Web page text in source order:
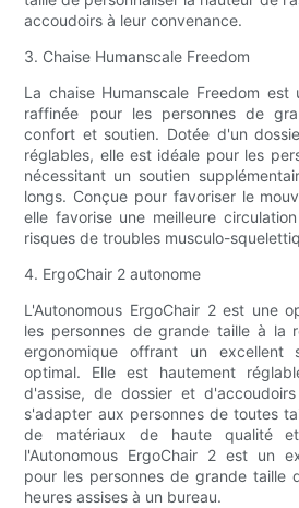
accoudoirs à leur convenance.
3. Chaise Humanscale Freedom
La chaise Humanscale Freedom
raffinée pour les personnes de
confort et soutien. Dotée d'un
réglables, elle est idéale pour les
nécessitant un soutien
longs. Conçue pour favoriser le
elle favorise une meilleure
risques de troubles musculo-
4. ErgoChair 2 autonome
L'Autonomous ErgoChair 2 est une
les personnes de grande taille à la
ergonomique offrant un
optimal. Elle est hautement
d'assise, de dossier et
s'adapter aux personnes de toutes
de matériaux de haute qualité
l'Autonomous ErgoChair 2 est un
pour les personnes de grande taille
heures assises à un bureau.